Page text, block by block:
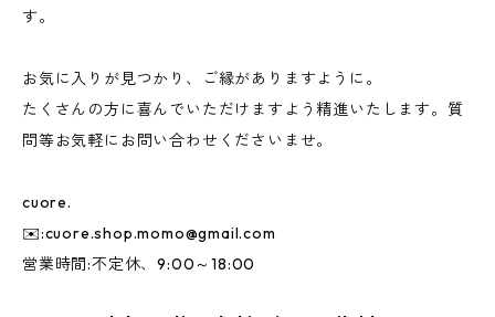
す。
お気に入りが見つかり、ご縁がありますように。
たくさんの方に喜んでいただけますよう精進いたします。質
問等お気軽にお問い合わせくださいませ。
cuore.
✉️:cuore.shop.momo@gmail.com
営業時間:不定休、9:00～18:00